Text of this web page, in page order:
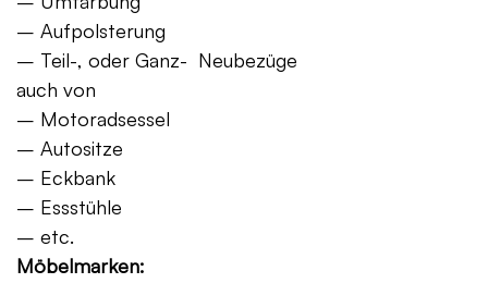
– Aufpolsterung
– Teil-, oder Ganz- Neubezüge
auch von
– Motoradsessel
– Autositze
– Eckbank
– Essstühle
– etc.
Möbelmarken: